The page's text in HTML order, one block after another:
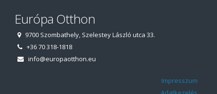
Európa Otthon
9700 Szombathely, Szelestey László utca 33.
+36 70 318-1818
info@europaotthon.eu
Impresszum